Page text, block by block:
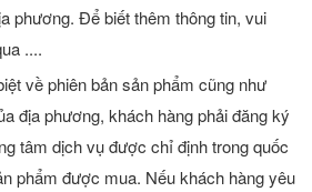
phương. Để biết thêm thông tin, vui
....
về phiên bản sản phẩm cũng như
địa phương, khách hàng phải đăng ký
tâm dịch vụ được chỉ định trong quốc
phẩm được mua. Nếu khách hàng yêu